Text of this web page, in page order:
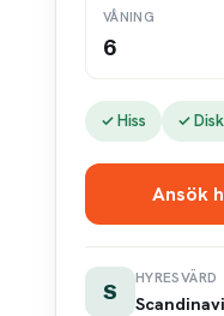
VÅNING
6
✓ Hiss ✓
Ansök
S
HYRESVÄRD